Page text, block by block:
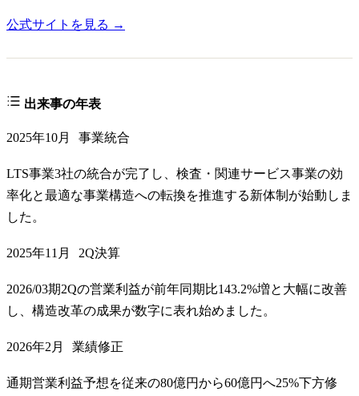
公式サイトを見る →
出来事の年表
2025年10月 事業統合
LTS事業3社の統合が完了し、検査・関連サービス事業の効
率化と最適な事業構造への転換を推進する新体制が始動しま
した。
2025年11月 2Q決算
2026/03期2Qの営業利益が前年同期比143.2%増と大幅に改善
し、構造改革の成果が数字に表れ始めました。
2026年2月 業績修正
通期営業利益予想を従来の80億円から60億円へ25%下方修